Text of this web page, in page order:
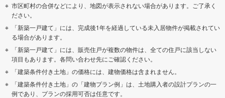
市区町村の合併などにより、地図が表示されない場合があります。ご了承く
ださい。
「新築一戸建て」には、完成後1年を経過している未入居物件が掲載されてい
る場合があります。
「新築一戸建て」には、販売住戸が複数の物件は、全ての住戸に該当しない
項目もあります。各問い合わせ先にご確認ください。
「建築条件付き土地」の価格には、建物価格は含まれません。
「建築条件付き土地」の「建物プラン例」は、土地購入者の設計プランの一
例であり、プランの採用可否は任意です。